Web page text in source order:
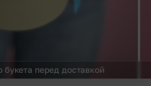
перед доставкой